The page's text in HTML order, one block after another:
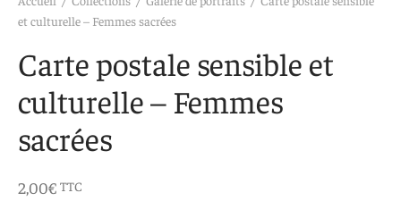
et culturelle – Femmes sacrées
Carte postale sensible et
culturelle – Femmes
sacrées
2,00€ TTC
intuitif et culturel